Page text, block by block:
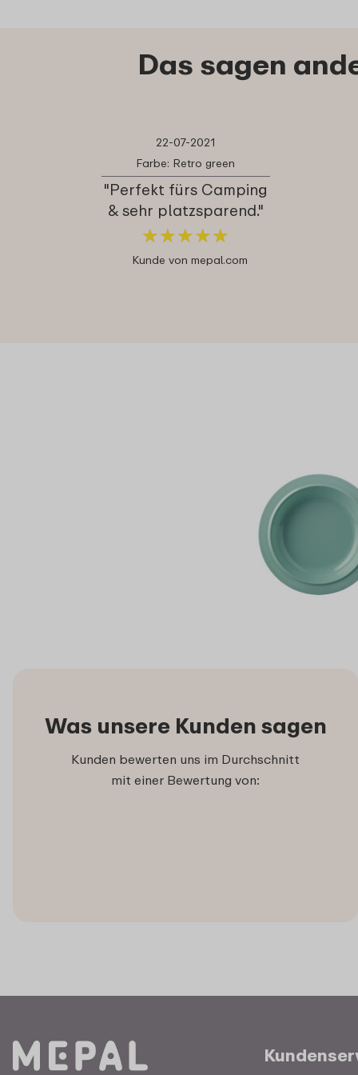
Das sagen
22-07-2021
Farbe: Retro green
"Perfekt fürs Camping
& sehr platzsparend."
★★★★★
★★★★★
Kunde von mepal.com
Was unsere Kunden sagen
Kunden bewerten uns im Durchschnitt
mit einer Bewertung von: